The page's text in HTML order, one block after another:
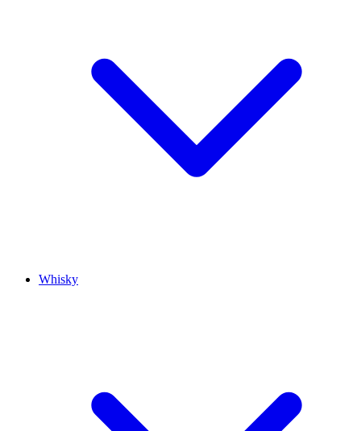
Whisky